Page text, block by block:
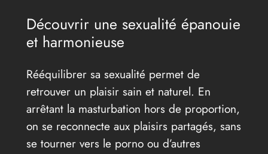
Découvrir une sexualité épanouie
et harmonieuse
Rééquilibrer sa sexualité permet de
retrouver un plaisir sain et naturel. En
arrêtant la masturbation hors de proportion,
on se reconnecte aux plaisirs partagés, sans
se tourner vers le porno ou d’autres